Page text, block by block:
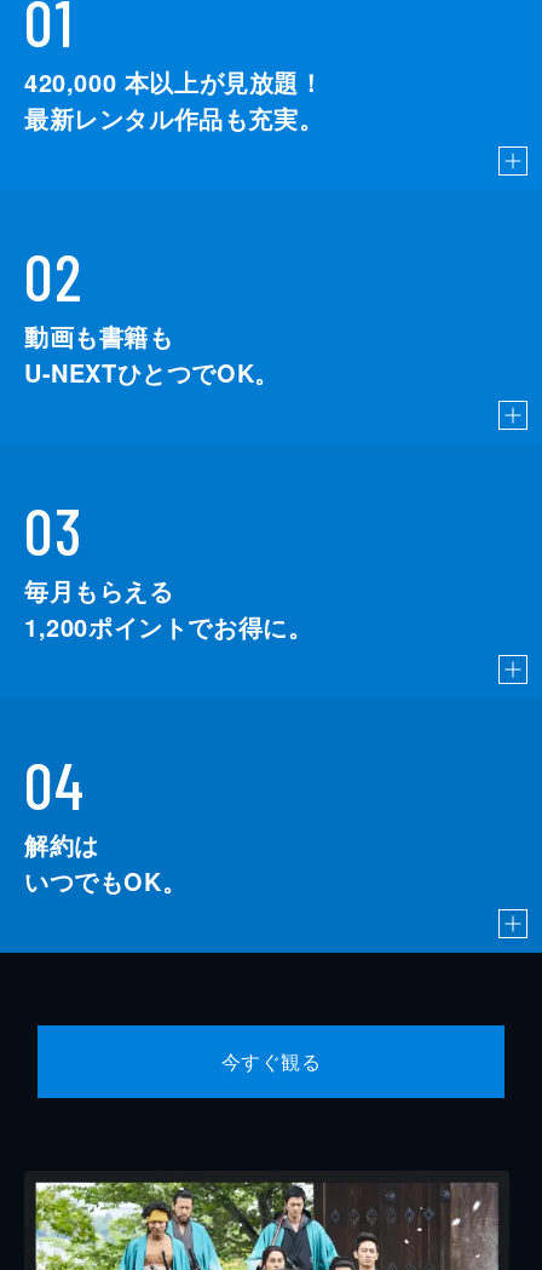
01
420,000 本以上が見放題！
最新レンタル作品も充実。
02
動画も書籍も
U-NEXTひとつでOK。
03
毎月もらえる
1,200ポイントでお得に。
04
解約は
いつでもOK。
今すぐ観る